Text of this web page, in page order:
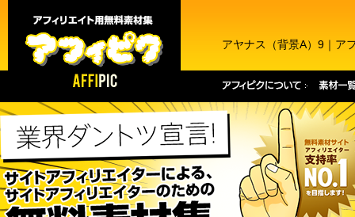
アヤナス（背景A）9｜ア